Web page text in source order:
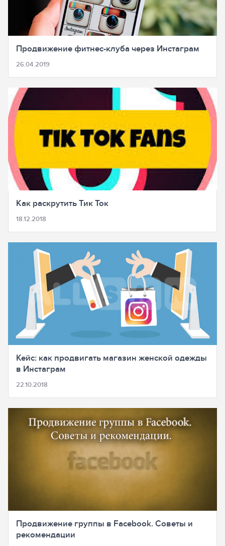
Продвижение фитнес-клуба через Инстаграм
26.04.2019
Как раскрутить Тик Ток
18.12.2018
Кейс: как продвигать магазин женской одежды
в Инстаграм
22.10.2018
Продвижение группы в Facebook. Советы и
рекомендации